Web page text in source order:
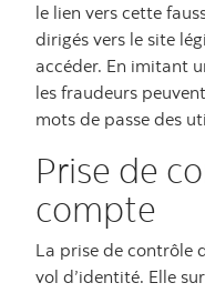
le lien vers cette
dirigés vers le site
accéder. En imitant
les fraudeurs
mots de passe des
Prise de
compte
La prise de contrôle
vol d’identité. Elle